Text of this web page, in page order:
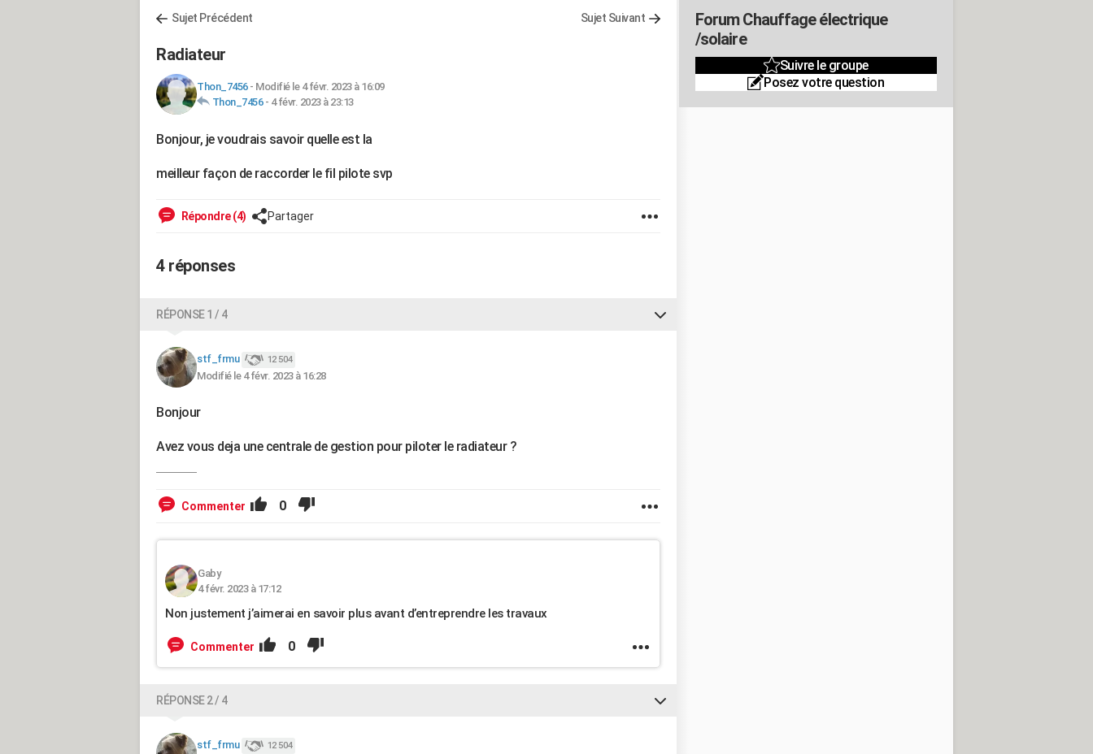
Sujet Précédent Sujet Suivant
Radiateur
Thon_7456- Modifié le 4 févr. 2023 à 16:09
Thon_7456- 4 févr. 2023 à 23:13
Bonjour, je voudrais savoir quelle est la
meilleur façon de raccorder le fil pilote svp
Répondre (4) Partager
4 réponses
RÉPONSE 1 / 4
stf_frmu 12 504
Modifié le 4 févr. 2023 à 16:28
Bonjour
Avez vous deja une centrale de gestion pour piloter le radiateur ?
Commenter 0
Gaby
4 févr. 2023 à 17:12
Non justement j’aimerai en savoir plus avant d’entreprendre les travaux
Commenter 0
RÉPONSE 2 / 4
stf_frmu 12 504
Forum Chauffage électrique
/solaire
Suivre le groupe
Posez votre question